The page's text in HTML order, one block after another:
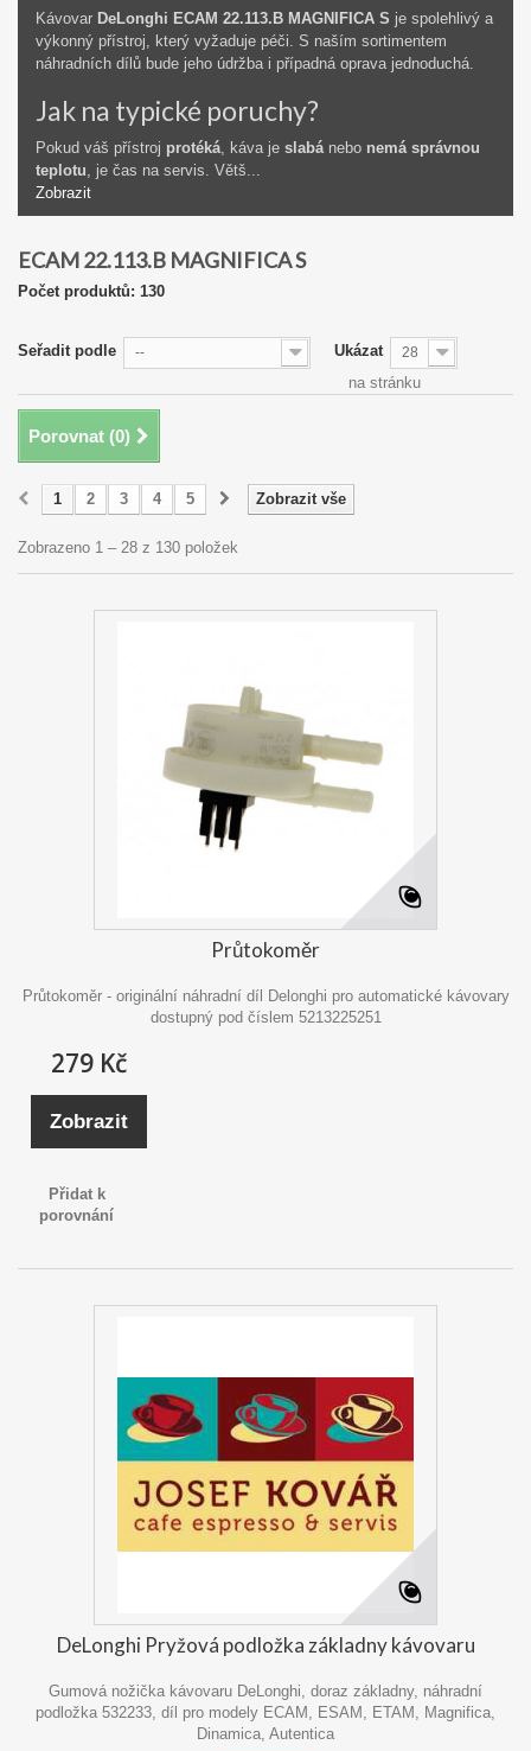
Kávovar DeLonghi ECAM 22.113.B MAGNIFICA S je spolehlivý a
výkonný přístroj, který vyžaduje péči. S naším sortimentem
náhradních dílů bude jeho údržba i případná oprava jednoduchá.
Jak na typické poruchy?
Pokud váš přístroj protéká, káva je slabánebo nemá správnou
teplotu, je čas na servis. Větš...
Zobrazit
ECAM 22.113.B MAGNIFICA S
Počet produktů: 130
Seřadit podle -- Ukázat 28
na stránku
Porovnat (0)
Zobrazit vše
1 2 3 4 5
Zobrazeno 1 – 28 z 130 položek
Průtokoměr
Průtokoměr - originální náhradní díl Delonghi pro automatické kávovary
dostupný pod číslem 5213225251
279 Kč
Zobrazit
Přidat k
porovnání
DeLonghi Pryžová podložka základny kávovaru
Gumová nožička kávovaru DeLonghi, doraz základny, náhradní
podložka 532233, díl pro modely ECAM, ESAM, ETAM, Magnifica,
Dinamica, Autentica